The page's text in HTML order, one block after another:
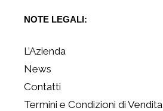
NOTE LEGALI:
L’Azienda
News
Contatti
Termini e Condizioni di Vendita